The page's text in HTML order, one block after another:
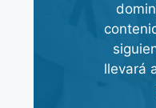
llevará